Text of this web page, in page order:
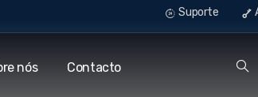
Suporte
nós Contacto